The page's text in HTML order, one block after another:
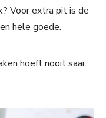
Voor extra pit is de
hele goede.
hoeft nooit saai